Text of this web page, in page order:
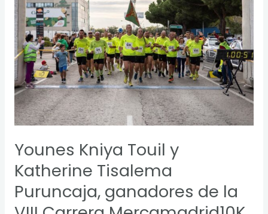
Younes Kniya Touil y
Katherine Tisalema
Puruncaja, ganadores de la
de
la
VIII
Carrera
Mercamadrid10K